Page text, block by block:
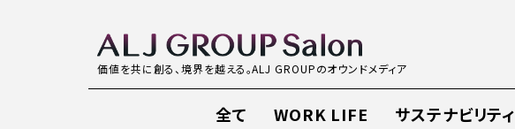
価値を共に創る、境界を越える。ALJ GROUPのオウンドメディア
全て WORK LIFE サステナビリティ